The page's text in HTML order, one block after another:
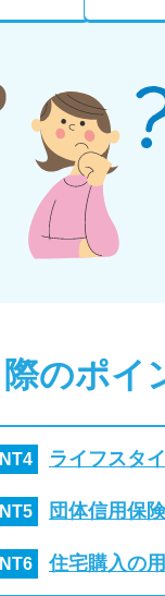
のポイ
4 ライフスタ
5 団体信用保
6 住宅購入の